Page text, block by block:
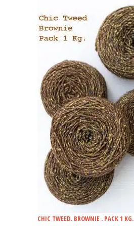
CHIC TWEED. BROWNIE . PACK 1 KG.